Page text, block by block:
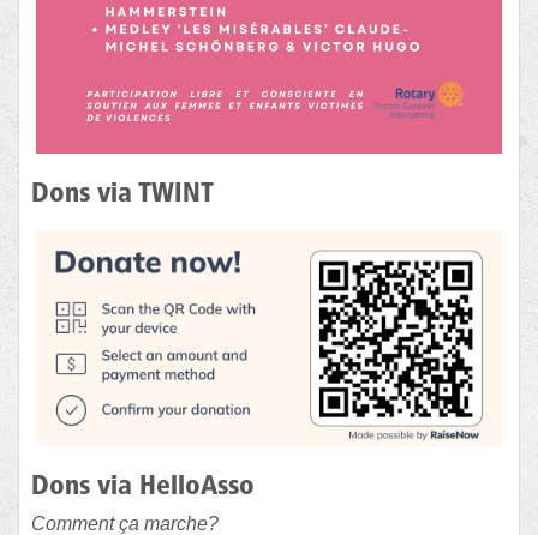
Dons via TWINT
Dons via HelloAsso
Comment ça marche?